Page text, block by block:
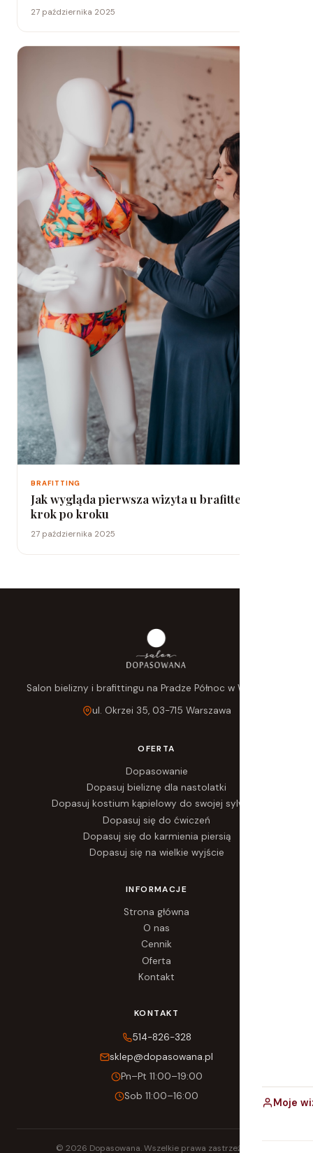
Moje
27 października 2025
BRAFITTING
Jak wygląda pierwsza wizyta u brafitterki –
krok po kroku
27 października 2025
Salon bielizny i brafittingu na Pradze Północ w Warszawie.
ul. Okrzei 35, 03-715 Warszawa
OFERTA
Dopasowanie
Dopasuj bieliznę dla nastolatki
Dopasuj kostium kąpielowy do swojej sylwetki
Dopasuj się do ćwiczeń
Dopasuj się do karmienia piersią
Dopasuj się na wielkie wyjście
INFORMACJE
Strona główna
O nas
Cennik
Oferta
Kontakt
KONTAKT
514-826-328
sklep@dopasowana.pl
Pn–Pt 11:00–19:00
Sob 11:00–16:00
© 2026 Dopasowana. Wszelkie prawa zastrzeżone.